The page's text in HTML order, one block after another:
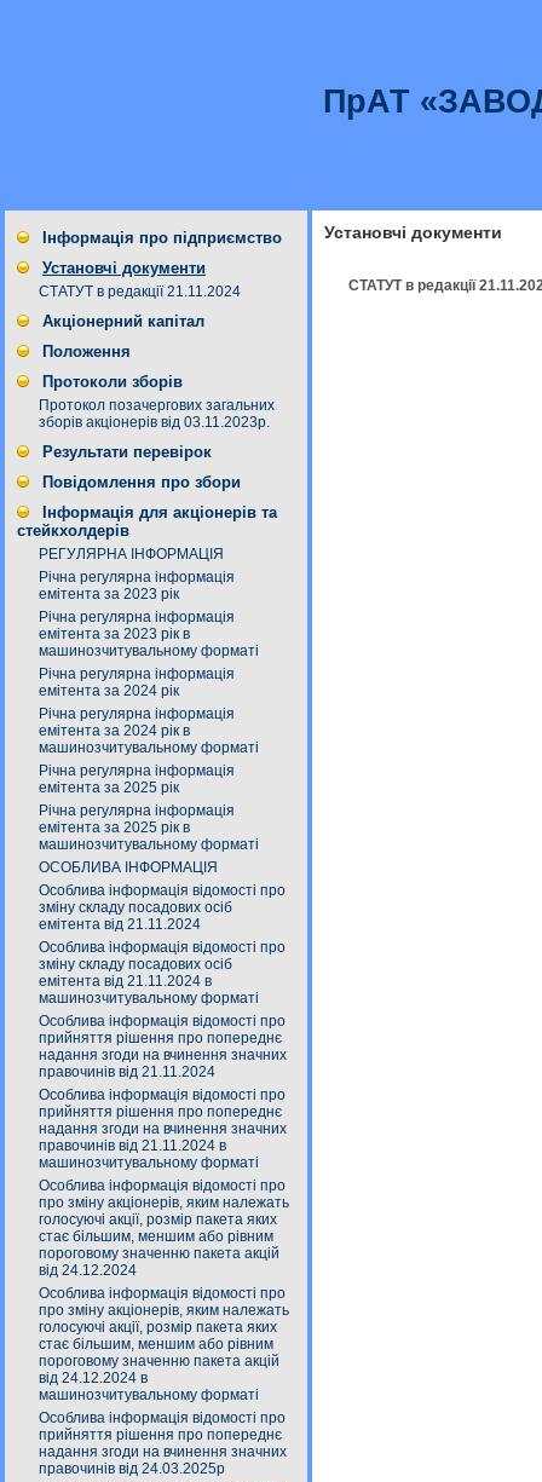
ПрАТ
Інформація про підприємство
Установчі документи
СТАТУТ в редакції 21.11.2024
Акціонерний капітал
Положення
Протоколи зборів
Протокол позачергових загальних
зборів акціонерів від 03.11.2023р.
Результати перевірок
Повідомлення про збори
Інформація для акціонерів та
стейкхолдерів
РЕГУЛЯРНА ІНФОРМАЦІЯ
Річна регулярна інформація
емітента за 2023 рік
Річна регулярна інформація
емітента за 2023 рік в
машинозчитувальному форматі
Річна регулярна інформація
емітента за 2024 рік
Річна регулярна інформація
емітента за 2024 рік в
машинозчитувальному форматі
Річна регулярна інформація
емітента за 2025 рік
Річна регулярна інформація
емітента за 2025 рік в
машинозчитувальному форматі
ОСОБЛИВА ІНФОРМАЦІЯ
Особлива інформація відомості про
зміну складу посадових осіб
емітента від 21.11.2024
Особлива інформація відомості про
зміну складу посадових осіб
емітента від 21.11.2024 в
машинозчитувальному форматі
Особлива інформація відомості про
прийняття рішення про попереднє
надання згоди на вчинення значних
правочинів від 21.11.2024
Особлива інформація відомості про
прийняття рішення про попереднє
надання згоди на вчинення значних
правочинів від 21.11.2024 в
машинозчитувальному форматі
Особлива інформація відомості про
про зміну акціонерів, яким належать
голосуючі акції, розмір пакета яких
стає більшим, меншим або рівним
пороговому значенню пакета акцій
від 24.12.2024
Особлива інформація відомості про
про зміну акціонерів, яким належать
голосуючі акції, розмір пакета яких
стає більшим, меншим або рівним
пороговому значенню пакета акцій
від 24.12.2024 в
машинозчитувальному форматі
Особлива інформація відомості про
прийняття рішення про попереднє
надання згоди на вчинення значних
правочинів від 24.03.2025р
Установчі документи
СТАТУТ в редакції